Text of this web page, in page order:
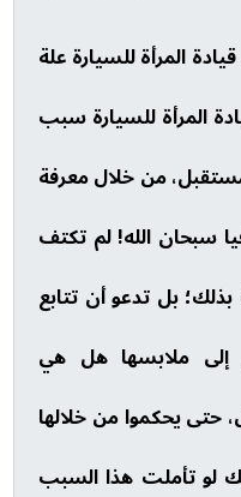
المرأة للسيارة علة
المرأة للسيارة سبب
من خلال معرفة
سبحان الله! لم تكتف
بذلك؛ بل تدعو أن تتابع
إلى ملابسها هل هي
حتى يحكموا من خلالها
لو تأملت هذا السبب